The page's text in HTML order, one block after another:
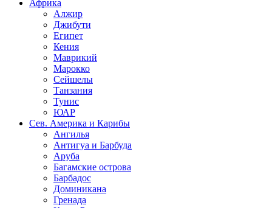
Африка
Алжир
Джибути
Египет
Кения
Маврикий
Марокко
Сейшелы
Танзания
Тунис
ЮАР
Сев. Америка и Карибы
Ангилья
Антигуа и Барбуда
Аруба
Багамские острова
Барбадос
Доминикана
Гренада